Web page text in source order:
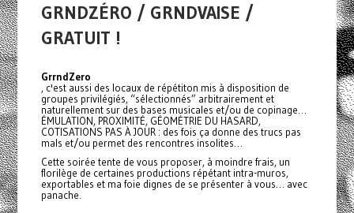
GRNDZÉRO / GRNDVAISE /
GRATUIT !
GrrndZero
, c'est aussi des locaux de répétiton mis à disposition de
groupes privilégiés, “sélectionnés” arbitrairement et
naturellement sur des bases musicales et/ou de copinage…
ÉMULATION, PROXIMITÉ, GÉOMÉTRIE DU HASARD,
COTISATIONS PAS À JOUR : des fois ça donne des trucs pas
mals et/ou permet des rencontres insolites…
Cette soirée tente de vous proposer, à moindre frais, un
florilège de certaines productions répétant intra-muros,
exportables et ma foie dignes de se présenter à vous… avec
panache.